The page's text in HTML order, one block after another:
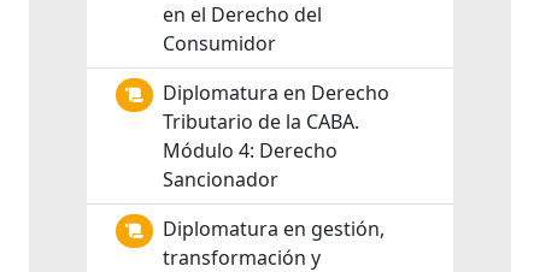
en el Derecho del
Consumidor
Diplomatura en Derecho
Tributario de la CABA.
Módulo 4: Derecho
Sancionador
Diplomatura en gestión,
transformación y